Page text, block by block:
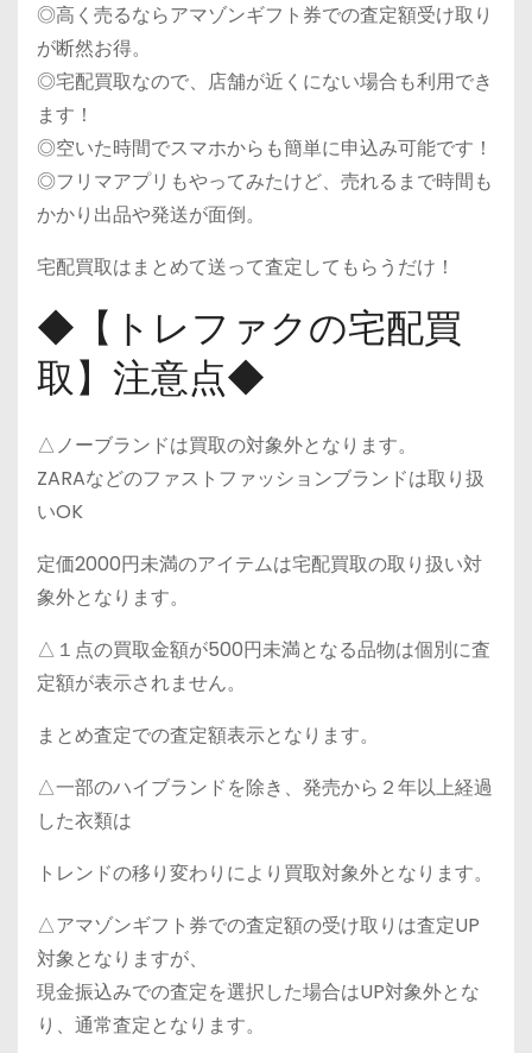
◎高く売るならアマゾンギフト券での査定額受け取り
が断然お得。
◎宅配買取なので、店舗が近くにない場合も利用でき
ます！
◎空いた時間でスマホからも簡単に申込み可能です！
◎フリマアプリもやってみたけど、売れるまで時間も
かかり出品や発送が面倒。
宅配買取はまとめて送って査定してもらうだけ！
◆【トレファクの宅配買
取】注意点◆
△ノーブランドは買取の対象外となります。
ZARAなどのファストファッションブランドは取り扱
いOK
定価2000円未満のアイテムは宅配買取の取り扱い対
象外となります。
△１点の買取金額が500円未満となる品物は個別に査
定額が表示されません。
まとめ査定での査定額表示となります。
△一部のハイブランドを除き、発売から２年以上経過
した衣類は
トレンドの移り変わりにより買取対象外となります。
△アマゾンギフト券での査定額の受け取りは査定UP
対象となりますが、
現金振込みでの査定を選択した場合はUP対象外とな
り、通常査定となります。